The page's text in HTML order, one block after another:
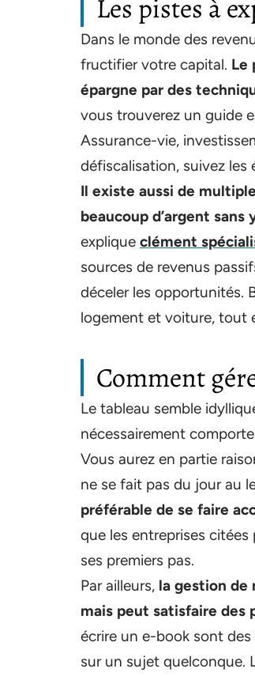
Les pistes à
Dans le monde des
fructifier votre capital. Le
épargne par des
vous trouverez un guide
Assurance-vie,
défiscalisation, suivez les
Il existe aussi de
beaucoup d’argent
explique clément
sources de revenus
déceler les opportunités.
logement et voiture, tout
Comment
Le tableau semble
nécessairement
Vous aurez en partie
ne se fait pas du jour au
préférable de se faire
que les entreprises
ses premiers pas.
Par ailleurs, la gestion de
mais peut satisfaire
écrire un e-book sont
sur un sujet quelconque.